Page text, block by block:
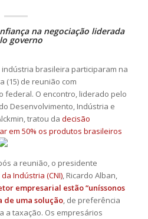
na negociação liderada
governo
brasileira participaram na
(15) de reunião com
federal. O encontro, liderado pelo
Desenvolvimento, Indústria e
tratou da decisão
em 50% os produtos brasileiros
a reunião, o presidente
Indústria (CNI), Ricardo Alban,
empresarial estão “uníssonos
de uma solução, de preferência
a taxação. Os empresários